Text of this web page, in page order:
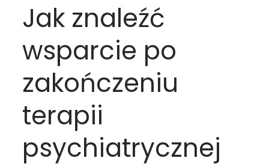
Jak znaleźć
wsparcie po
zakończeniu
terapii
psychiatrycznej